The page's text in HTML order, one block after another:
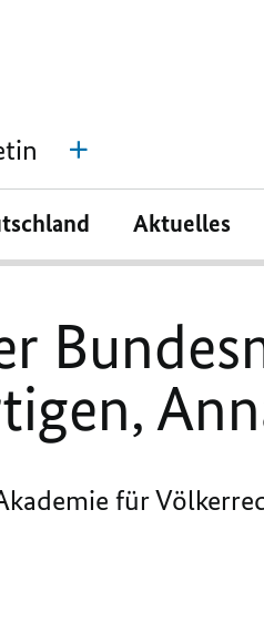
Aktuelles
für